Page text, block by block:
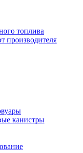
топлива
производителя
канистры